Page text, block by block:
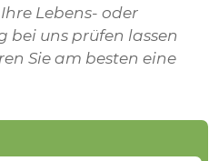
Lebens- oder
bei uns prüfen lassen
Sie am besten eine